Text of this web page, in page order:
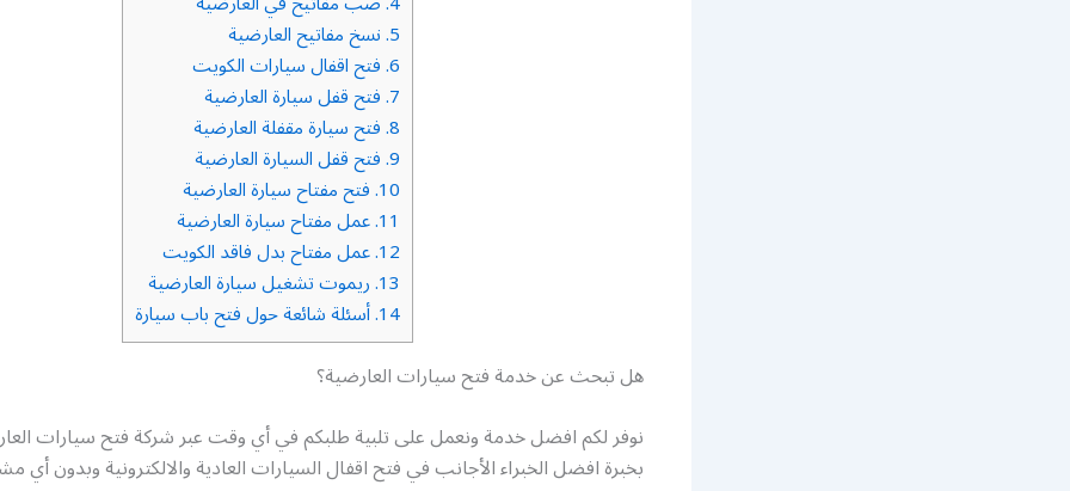
5. نسخ مفاتيح العارضية
6. فتح اقفال سيارات الكويت
7. فتح قفل سيارة العارضية
8. فتح سيارة مقفلة العارضية
9. فتح قفل السيارة العارضية
10. فتح مفتاح سيارة العارضية
11. عمل مفتاح سيارة العارضية
12. عمل مفتاح بدل فاقد الكويت
13. ريموت تشغيل سيارة العارضية
14. أسئلة شائعة حول فتح باب سيارة
هل تبحث عن خدمة فتح سيارات العارضية؟
نوفر لكم افضل خدمة ونعمل على تلبية طلبكم في أي وقت عبر شركة فتح سيارات
بخبرة افضل الخبراء الأجانب في فتح اقفال السيارات العادية والالكترونية وبدون أي